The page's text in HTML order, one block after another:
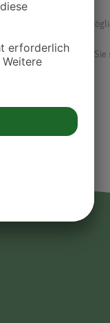
ist es nicht
Klinik.
möchten, können Sie